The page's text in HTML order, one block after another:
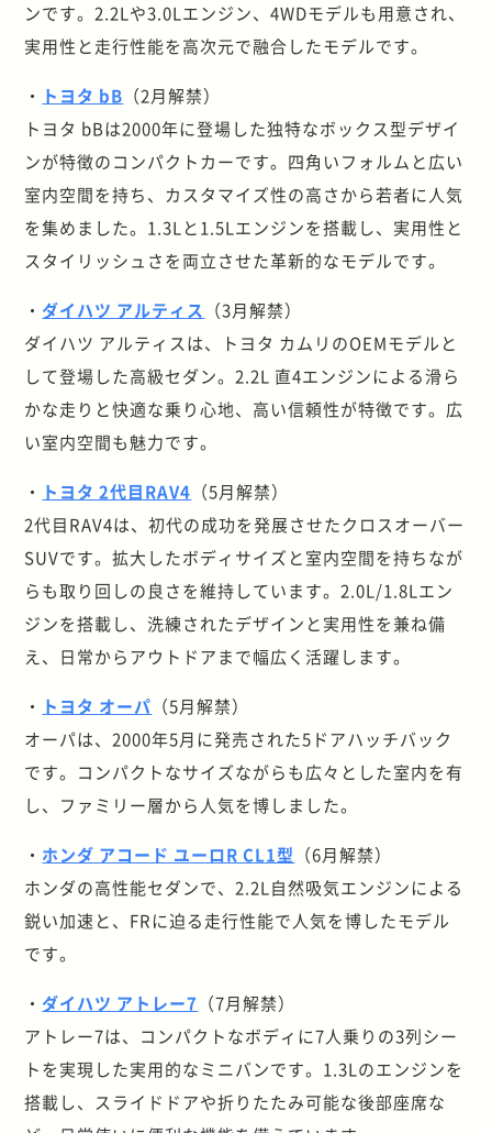
ンです。2.2Lや3.0Lエンジン、4WDモデルも用意され、
実用性と走行性能を高次元で融合したモデルです。
・ トヨタ bB （2月解禁）
トヨタ bBは2000年に登場した独特なボックス型デザイ
ンが特徴のコンパクトカーです。四角いフォルムと広い
室内空間を持ち、カスタマイズ性の高さから若者に人気
を集めました。1.3Lと1.5Lエンジンを搭載し、実用性と
スタイリッシュさを両立させた革新的なモデルです。
・ダイハツ アルティス （3月解禁）
ダイハツ アルティスは、トヨタ カムリのOEMモデルと
して登場した高級セダン。2.2L 直4エンジンによる滑ら
かな走りと快適な乗り心地、高い信頼性が特徴です。広
い室内空間も魅力です。
・ トヨタ 2代目RAV4 （5月解禁）
2代目RAV4は、初代の成功を発展させたクロスオーバー
SUVです。拡大したボディサイズと室内空間を持ちなが
らも取り回しの良さを維持しています。2.0L/1.8Lエン
ジンを搭載し、洗練されたデザインと実用性を兼ね備
え、日常からアウトドアまで幅広く活躍します。
・ トヨタ オーパ （5月解禁）
オーパは、2000年5月に発売された5ドアハッチバック
です。コンパクトなサイズながらも広々とした室内を有
し、ファミリー層から人気を博しました。
・ ホンダ アコード ユーロR CL1型 （6月解禁）
ホンダの高性能セダンで、2.2L自然吸気エンジンによる
鋭い加速と、FRに迫る走行性能で人気を博したモデル
です。
・ダイハツ アトレー7 （7月解禁）
アトレー7は、コンパクトなボディに7人乗りの3列シー
トを実現した実用的なミニバンです。1.3Lのエンジンを
搭載し、スライドドアや折りたたみ可能な後部座席な